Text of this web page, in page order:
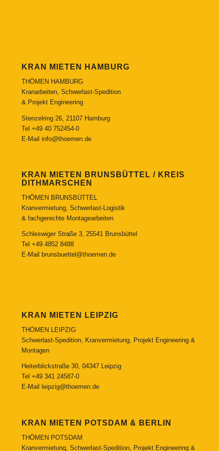
KRAN MIETEN HAMBURG
THÖMEN HAMBURG
Kranarbeiten, Schwerlast-Spedition
& Projekt Engineering
Stenzelring 26, 21107 Hamburg
Tel +49 40 752454-0
E-Mail info@thoemen.de
KRAN MIETEN BRUNSBÜTTEL / KREIS
DITHMARSCHEN
THÖMEN BRUNSBÜTTEL
Kranvermietung, Schwerlast-Logistik
& fachgerechte Montagearbeiten
Schleswiger Straße 3, 25541 Brunsbüttel
Tel +49 4852 8488
E-Mail
brunsbuettel@thoemen.de
KRAN MIETEN LEIPZIG
THÖMEN LEIPZIG
Schwerlast-Spedition, Kranvermietung, Projekt Engineering &
Montagen
Heiterblickstraße 30, 04347 Leipzig
Tel +49 341 24587-0
E-Mail
leipzig@thoemen.de
KRAN MIETEN POTSDAM & BERLIN
THÖMEN POTSDAM
Kranvermietung, Schwerlast-Spedition, Projekt Engineering &